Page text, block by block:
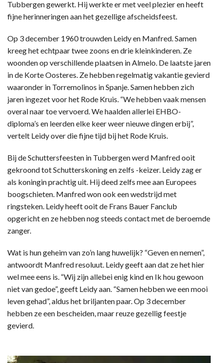
Tubbergen gewerkt. Hij werkte er met veel plezier en heeft
fijne herinneringen aan het gezellige afscheidsfeest.
Op 3 december 1960 trouwden Leidy en Manfred. Samen
kreeg het echtpaar twee zoons en drie kleinkinderen. Ze
woonden op verschillende plaatsen in Almelo. De laatste jaren
in de Korte Oosteres. Ze hebben regelmatig vakantie gevierd
waaronder in Torremolinos in Spanje. Samen hebben zich
jaren ingezet voor het Rode Kruis. “We hebben vaak mensen
overal naar toe vervoerd. We haalden allerlei EHBO-
diploma’s en leerden elke keer weer nieuwe dingen erbij”,
vertelt Leidy over die fijne tijd bij het Rode Kruis.
Bij de Schuttersfeesten in Tubbergen werd Manfred ooit
gekroond tot Schutterskoning en zelfs -keizer. Leidy zag er
als koningin prachtig uit. Hij deed zelfs mee aan Europees
boogschieten. Manfred won ook een wedstrijd met
ringsteken. Leidy heeft ooit de Frans Bauer Fanclub
opgericht en ze hebben nog steeds contact met de beroemde
zanger.
Wat is hun geheim van zo’n lang huwelijk? “Geven en nemen”,
antwoordt Manfred resoluut. Leidy geeft aan dat ze het hier
wel mee eens is. “Wij zijn allebei enig kind en Ik hou gewoon
niet van gedoe”, geeft Leidy aan. “Samen hebben we een mooi
leven gehad”, aldus het briljanten paar. Op 3 december
hebben ze een bescheiden, maar reuze gezellig feestje
gevierd.